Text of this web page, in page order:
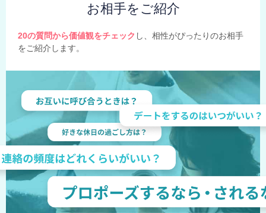
お相手をご紹介
20の質問から価値観をチェック し、相性がぴったりのお相手
をご紹介します。